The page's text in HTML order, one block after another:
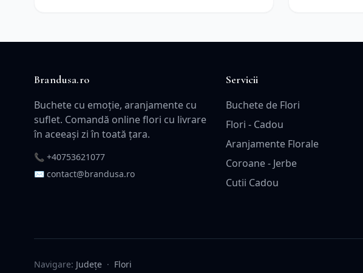
Brandusa.ro
Buchete cu emoție, aranjamente cu
suflet. Comandă online flori cu livrare
în aceeași zi în toată țara.
📞 +40753621077
✉️ contact@brandusa.ro
Servicii
Buchete de Flori
Flori - Cadou
Aranjamente Florale
Coroane - Jerbe
Cutii Cadou
Navigare: Județe · Flori